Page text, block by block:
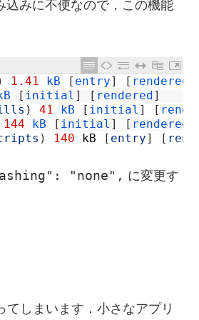
込みに不便なので，この機能
1.41 kB [ entry] [ rendered
[ initial ] [ rendered ]
) 41 kB [ initial ] [
144 kB [ initial ] [ rendered
) 140 kB [ entry] [
"none", に変更す
しまいます．小さなアプリ